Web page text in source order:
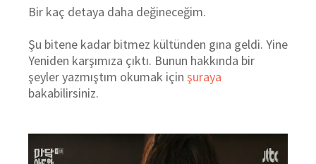
Bir kaç detaya daha değineceğim.
Şu bitene kadar bitmez kültünden gına geldi. Yine
Yeniden karşımıza çıktı. Bunun hakkında bir
şeyler yazmıştım okumak için şuraya
bakabilirsiniz.